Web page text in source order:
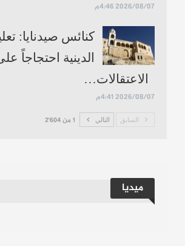
2026/08/07 4:46م
كنائس صيدنايا:
الدينية احتجاجاً
الاعتقالات…
2026/08/07 4:41م
السابق التالي 1 من 2٬604
ميديا